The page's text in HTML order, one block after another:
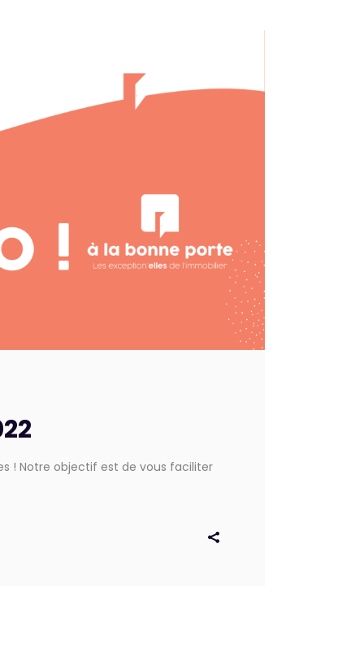
! Notre objectif est de vous faciliter